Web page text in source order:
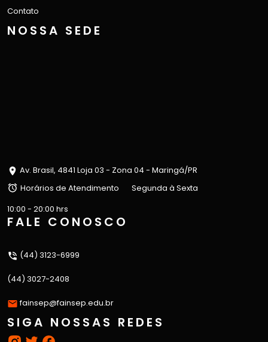
Contato
NOSSA SEDE
Av. Brasil, 4841 Loja 03 - Zona 04 - Maringá/PR
Horários de Atendimento
Segunda à Sexta
10:00 - 20:00 hrs
FALE CONOSCO
(44) 3123-6999
(44) 3027-2408
fainsep@fainsep.edu.br
SIGA NOSSAS REDES